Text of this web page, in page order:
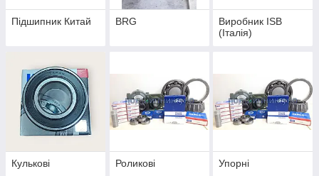
Підшипник Китай BRG
Виробник ISB
(Італія)
Кулькові Роликові Упорні